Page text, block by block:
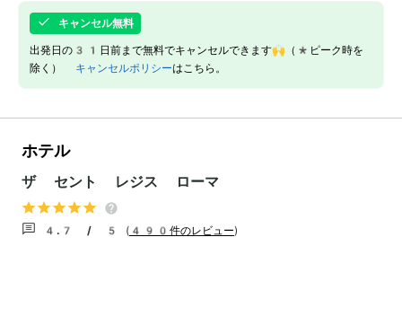
キャンセル無料
出発日の31日前まで無料でキャンセルできます🙌（*ピーク時を
除く） キャンセルポリシーはこちら。
ホテル
ザ セント レジス ローマ
4.7 / 5 ( 490件のレビュー)